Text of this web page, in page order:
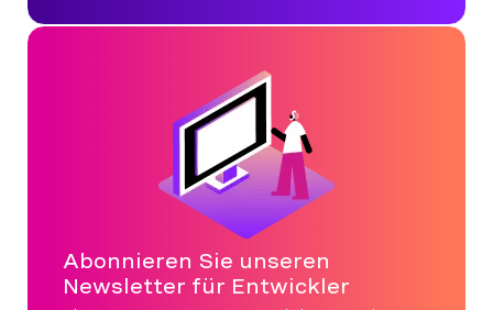
Abonnieren Sie unseren
Newsletter für Entwickler